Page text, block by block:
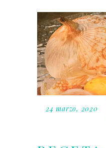
24 marzo, 2020